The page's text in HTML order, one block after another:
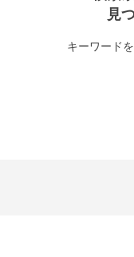
見
キーワード